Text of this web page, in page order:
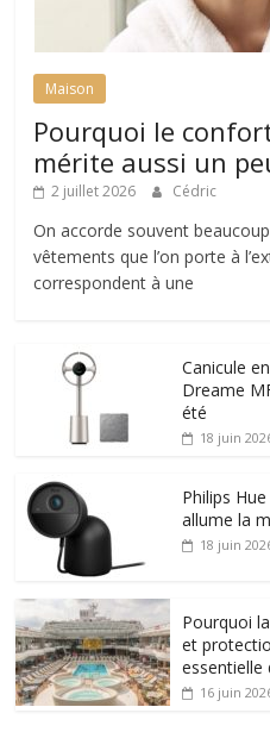
Maison
Pourquoi le
mérite aussi un
2 juillet 2026 Cédric
On accorde souvent
vêtements que l’on porte à
correspondent à une
Canicule
Dreame
été
18 juin
Philips
allume la
18 juin
Pourquoi
et
essentielle
16 juin